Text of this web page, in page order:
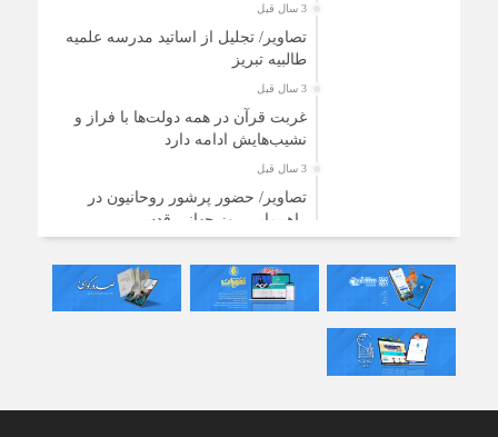
3 سال قبل
تصاویر/ تجلیل از اساتید مدرسه علمیه
طالبیه تبریز
3 سال قبل
غربت قرآن در همه دولت‌ها با فراز و
نشیب‌هایش ادامه دارد
3 سال قبل
تصاویر/ حضور پرشور روحانیون در
راهپیمایی روز جهانی قدس
توزیع ۲۰۰ بسته معیشتی بین نیازمندان
تبریزی